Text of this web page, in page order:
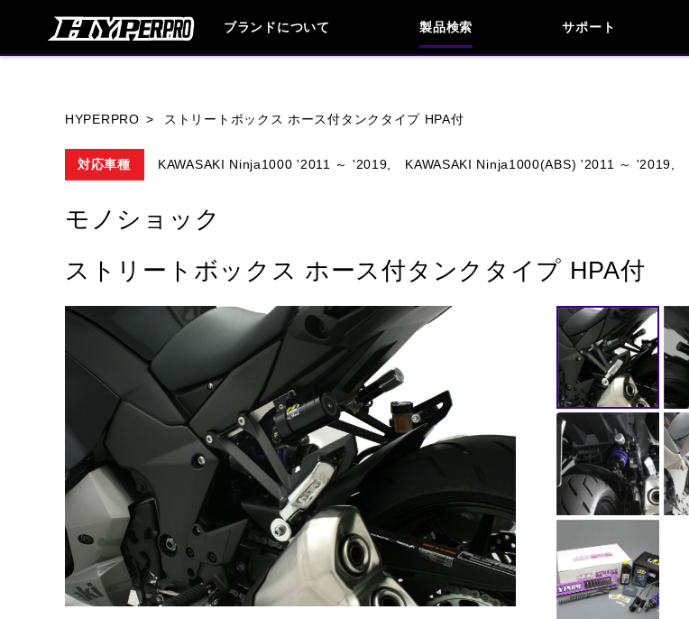
ブランドについて 製品検索 サポート
お問い合わせ
よくあるご質問
閉じる
HYPERPRO ストリートボックス ホース付タンクタイプ HPA付
対応車種 KAWASAKI Ninja1000 '2011 ～ '2019, KAWASAKI Ninja1000(ABS) '2011 ～ '2019,
モノショック
ストリートボックス ホース付タンクタイプ HPA付